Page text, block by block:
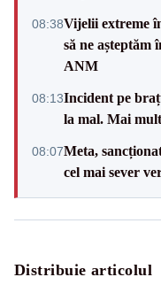
08:38Vijelii extreme
să ne așteptăm
ANM
08:13Incident pe
la mal. Mai
08:07Meta,
cel mai sever
Distribuie articolul